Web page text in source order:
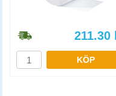
211.30
KÖP